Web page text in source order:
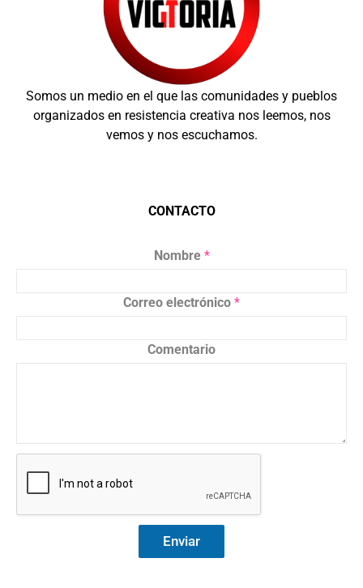
Somos un medio en el que las comunidades y pueblos
organizados en resistencia creativa nos leemos, nos
vemos y nos escuchamos.
CONTACTO
Nombre *
Correo electrónico *
Comentario
Enviar